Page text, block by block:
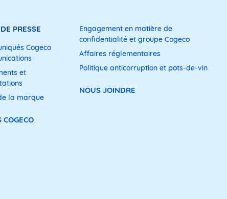
PRESSE
Cogeco
et
la marque
COGECO
Engagement en matière de
confidentialité et groupe Cogeco
Affaires réglementaires
Politique anticorruption et pots-de-vin
NOUS JOINDRE